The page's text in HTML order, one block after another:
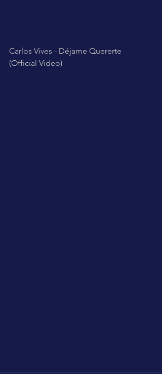
Carlos Vives - Déjame Quererte
(Official Video)